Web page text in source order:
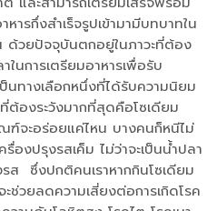
ารกึ่งสำเร็จรูปเข้ามามีบทบาทใน
ด้วยปัจจุบันตกอยู่ในภาวะที่ต้อง
ในการเตรียมอาหารเพื่อรับ
ป็นทางเลือกหนึ่งที่ได้รับความนิยม
ต้องระวังมากที่สุดคือโซเดียม
ฑ์จะอร่อยแค่ไหน บางคนก็หนีไม่
องปรุงรสเค็ม ไม่ว่าจะเป็นน้ำปลา
ส ซึ่งปกติคนเราหากกินโซเดียม
วยลดความเสี่ยงต่อการเกิดโรค